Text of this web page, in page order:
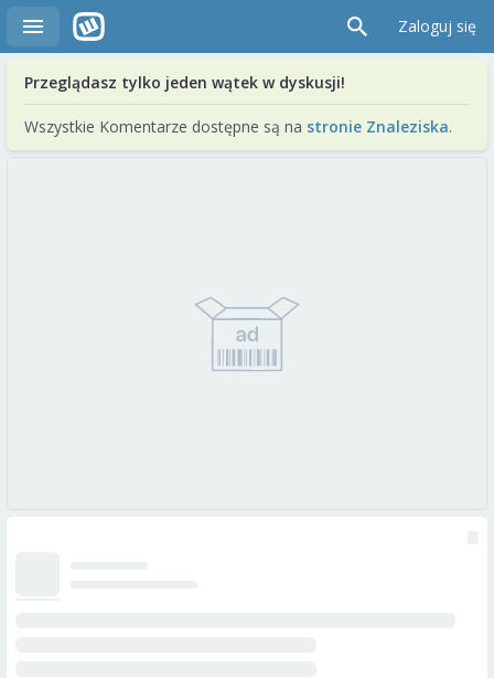
Zaloguj się
Przeglądasz tylko jeden wątek w dyskusji!
Wszystkie Komentarze dostępne są na stronie Znaleziska.